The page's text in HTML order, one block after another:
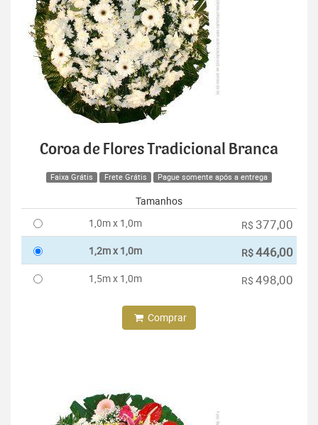
Coroa de Flores Tradicional Branca
Faixa Grátis Frete Grátis Pague somente após a entrega
Tamanhos
1,0m x 1,0m
R$ 377,00
1,2m x 1,0m R$446,00
1,5m x 1,0m R$ 498,00
Comprar